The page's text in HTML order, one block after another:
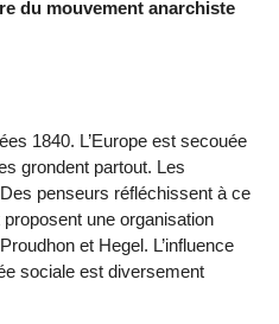
du mouvement anarchiste
1840. L’Europe est secouée
grondent partout. Les
penseurs réfléchissent à ce
une organisation
et Hegel. L’influence
sociale est diversement